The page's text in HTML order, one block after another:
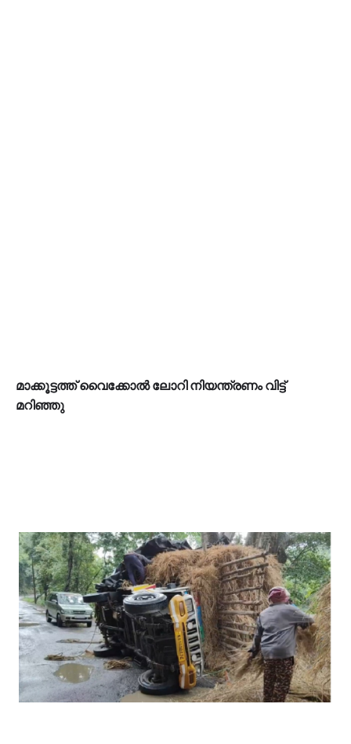
മാക്കൂട്ടത്ത് വൈക്കോൽ ലോറി നിയന്ത്രണം വിട്ട്
മറിഞ്ഞു